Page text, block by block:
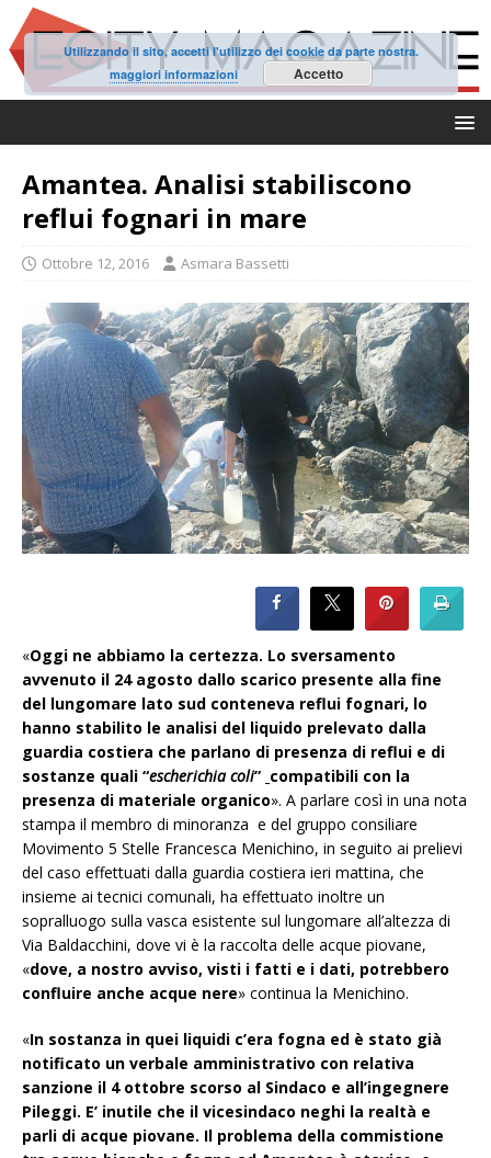
Amantea. Analisi stabiliscono
reflui fognari in mare
Ottobre 12, 2016 Asmara Bassetti
«Oggi ne abbiamo la certezza. Lo sversamento
avvenuto il 24 agosto dallo scarico presente alla fine
del lungomare lato sud conteneva reflui fognari, lo
hanno stabilito le analisi del liquido prelevato dalla
guardia costiera che parlano di presenza di reflui e di
sostanze quali “escherichia coli” compatibili con la
presenza di materiale organico». A parlare così in una nota
stampa il membro di minoranza e del gruppo consiliare
Movimento 5 Stelle Francesca Menichino, in seguito ai prelievi
del caso effettuati dalla guardia costiera ieri mattina, che
insieme ai tecnici comunali, ha effettuato inoltre un
sopralluogo sulla vasca esistente sul lungomare all’altezza di
Via Baldacchini, dove vi è la raccolta delle acque piovane,
«dove, a nostro avviso, visti i fatti e i dati, potrebbero
confluire anche acque nere» continua la Menichino.
«In sostanza in quei liquidi c’era fogna ed è stato già
notificato un verbale amministrativo con relativa
sanzione il 4 ottobre scorso al Sindaco e all’ingegnere
Pileggi. E’ inutile che il vicesindaco neghi la realtà e
parli di acque piovane. Il problema della commistione
Utilizzando il sito, accetti l'utilizzo dei cookie da parte nostra.
maggiori informazioni
Accetto